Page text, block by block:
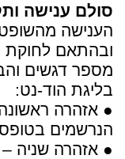
סולם ענישה
הענישה
ובהתאם לחוקת
מספר דגשים
בליגת הוד-נט:
● אזהרה
הנרשמים
● אזהרה שניה –